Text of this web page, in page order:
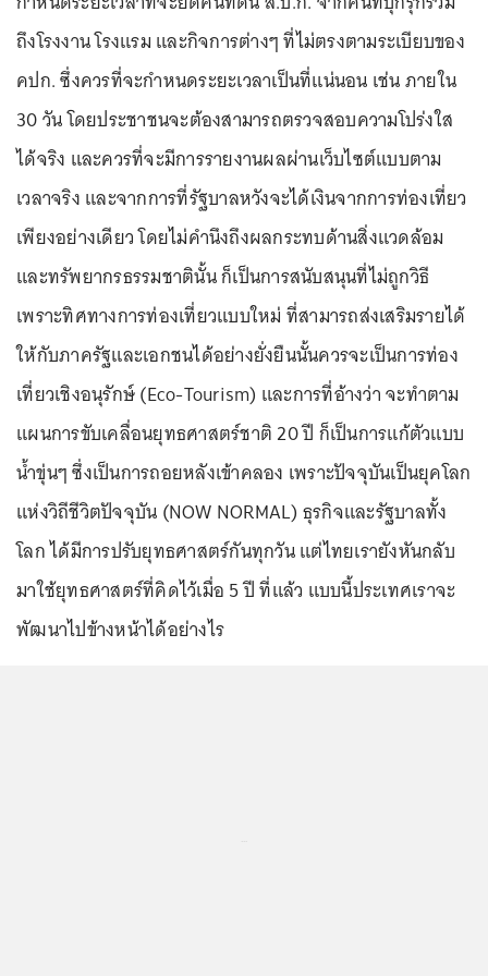
ถึงโรงงาน โรงแรม และกิจการต่างๆ ที่ไม่ตรงตามระเบียบของ
คปก. ซึ่งควรที่จะกำหนดระยะเวลาเป็นที่แน่นอน เช่น ภายใน
30 วัน โดยประชาชนจะต้องสามารถตรวจสอบความโปร่งใส
ได้จริง และควรที่จะมีการรายงานผลผ่านเว็บไซต์แบบตาม
เวลาจริง และจากการที่รัฐบาลหวังจะได้เงินจากการท่องเที่ยว
เพียงอย่างเดียว โดยไม่คำนึงถึงผลกระทบด้านสิ่งแวดล้อม
และทรัพยากรธรรมชาตินั้น ก็เป็นการสนับสนุนที่ไม่ถูกวิธี
เพราะทิศทางการท่องเที่ยวแบบใหม่ ที่สามารถส่งเสริมรายได้
ให้กับภาครัฐและเอกชนได้อย่างยั่งยืนนั้นควรจะเป็นการท่อง
เที่ยวเชิงอนุรักษ์ (Eco-Tourism) และการที่อ้างว่า จะทำตาม
แผนการขับเคลื่อนยุทธศาสตร์ชาติ 20 ปี ก็เป็นการแก้ตัวแบบ
น้ำขุ่นๆ ซึ่งเป็นการถอยหลังเข้าคลอง เพราะปัจจุบันเป็นยุคโลก
แห่งวิถีชีวิตปัจจุบัน (NOW NORMAL) ธุรกิจและรัฐบาลทั้ง
โลก ได้มีการปรับยุทธศาสตร์กันทุกวัน แต่ไทยเรายังหันกลับ
มาใช้ยุทธศาสตร์ที่คิดไว้เมื่อ 5 ปี ที่แล้ว แบบนี้ประเทศเราจะ
พัฒนาไปข้างหน้าได้อย่างไร